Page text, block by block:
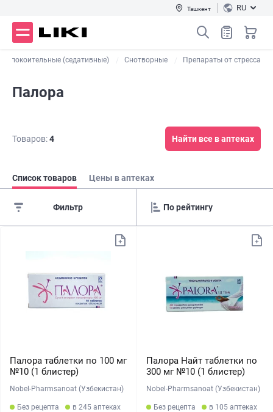
Ташкент RU
Успокоительные (седативные) Снотворные Препараты от стресса
Палора
Товаров:4 Найти все в аптеках
Список товаров Цены в аптеках
Фильтр
Палора таблетки по 100 мг
№10 (1 блистер)
Nobel-Pharmsanoat (Узбекистан)
Без рецепта в 245 аптеках
Палора Найт таблетки по
300 мг №10 (1 блистер)
Nobel-Pharmsanoat (Узбекистан)
Без рецепта в 105 аптеках